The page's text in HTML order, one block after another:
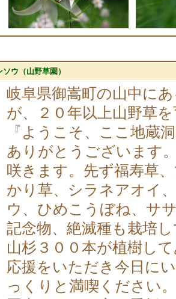
ソウ（山野草園）
岐阜県御嵩町の山中に
が、２０年以上山野草
『ようこそ、ここ地蔵
ありがとうございます
咲きます。先ず福寿草
かり草、シラネアオイ
ウ、ひめこうぼね、サ
記念物、絶滅種も栽培
山杉３００本が植樹し
応援をいただき今日に
っくりと満喫ください